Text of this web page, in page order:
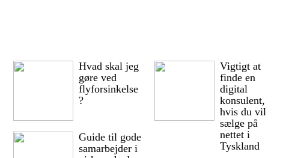
Hvad skal jeg
gøre ved
flyforsinkelse
?
Guide til gode
samarbejder i
Vigtigt at
finde en
digital
konsulent,
hvis du vil
sælge på
nettet i
Tyskland